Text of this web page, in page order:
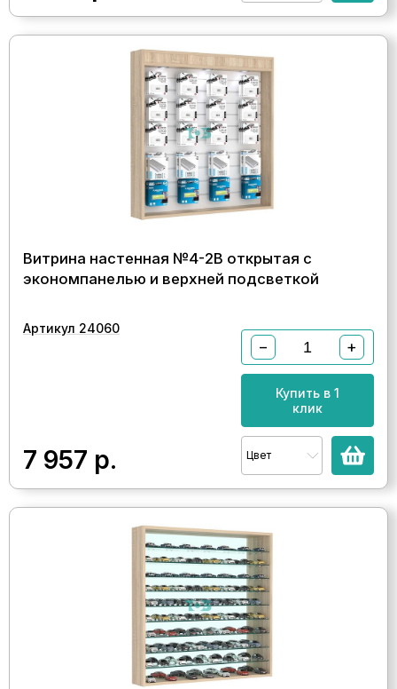
Витрина настенная №4-2В открытая с
экономпанелью и верхней подсветкой
Артикул 24060
7 957 р.
− +
Купить в 1
клик
Цвет